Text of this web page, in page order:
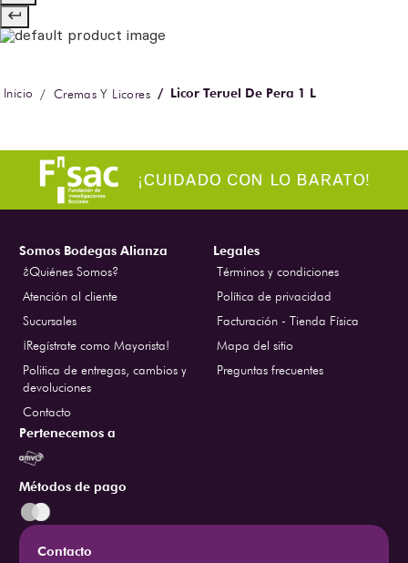
Cremas Y Licores Licor Teruel De Pera 1 L
Somos Bodegas Alianza
¿Quiénes Somos?
Atención al cliente
Sucursales
¡Regístrate como Mayorista!
Politica de entregas, cambios y
devoluciones
Contacto
Legales
Términos y condiciones
Política de privacidad
Facturación - Tienda Física
Mapa del sitio
Preguntas frecuentes
Pertenecemos a
Métodos de pago
Contacto